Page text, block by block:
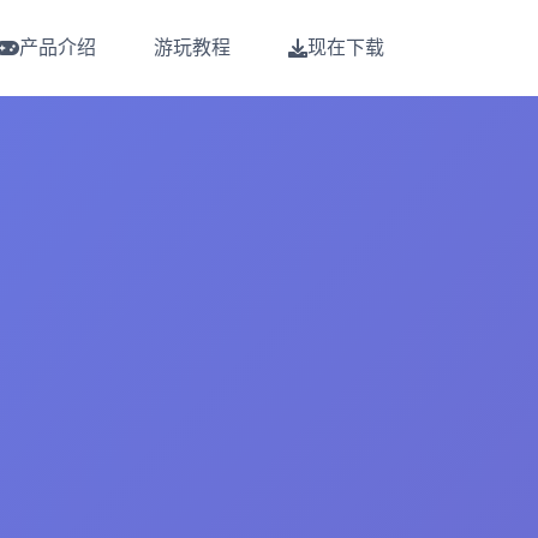
产品介绍 游玩教程 现在下载